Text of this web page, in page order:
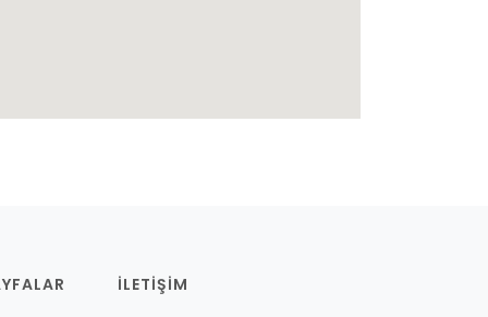
İLETİŞİM